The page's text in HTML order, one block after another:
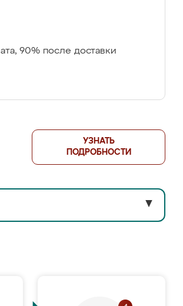
90% после доставки
УЗНАТЬ
ПОДРОБНОСТИ
▼